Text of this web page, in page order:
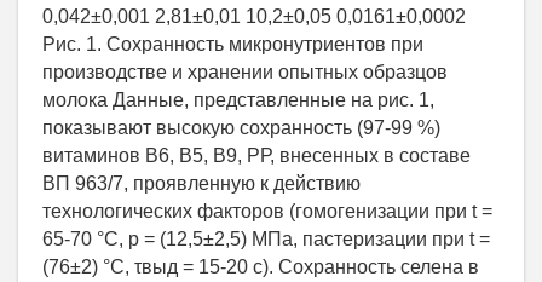
0,042±0,001 2,81±0,01 10,2±0,05 0,0161±0,0002
Рис. 1. Сохранность микронутриентов при
производстве и хранении опытных образцов
молока Данные, представленные на рис. 1,
показывают высокую сохранность (97-99 %)
витаминов В6, В5, В9, РР, внесенных в составе
ВП 963/7, проявленную к действию
технологических факторов (гомогенизации при t =
65-70 °С, р = (12,5±2,5) МПа, пастеризации при t =
(76±2) °С, τвыд = 15-20 с). Сохранность селена в